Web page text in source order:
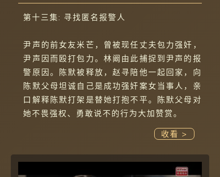
第十三集: 寻找匿名报警人
尹声的前女友米芒，曾被现任丈夫包力强奸，
尹声因而殴打包力。林阚由此捕捉到尹声的报
警原因。陈默被释放，赵寻陪他一起回家，向
陈默父母坦诚自己是成功强奸案女当事人，亲
口解释陈默打架是替她打抱不平。陈默父母对
她不畏强权、勇敢说不的行为大加赞赏。
收看 >